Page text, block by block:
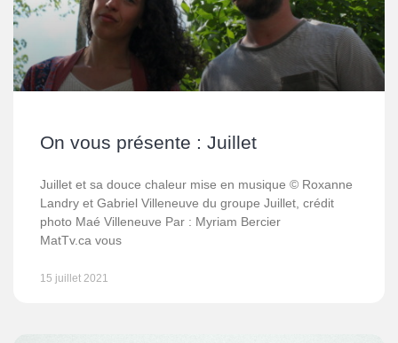
On vous présente : Juillet
Juillet et sa douce chaleur mise en musique © Roxanne
Landry et Gabriel Villeneuve du groupe Juillet, crédit
photo Maé Villeneuve Par : Myriam Bercier
MatTv.ca vous
15 juillet 2021